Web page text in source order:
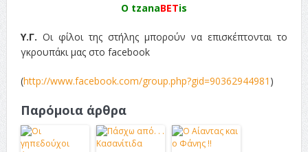
O tzanaBETis
Υ.Γ. Οι φίλοι της στήλης μπορούν να επισκέπτονται το
γκρουπάκι μας στο facebook
(http://www.facebook.com/group.php?gid=90362944981 )
Παρόμοια άρθρα